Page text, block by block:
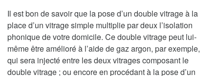
Il est bon de savoir que la pose d’un double vitrage à la
place d’un vitrage simple multiplie par deux l’isolation
phonique de votre domicile. Ce double vitrage peut lui-
même être amélioré à l’aide de gaz argon, par exemple,
qui sera injecté entre les deux vitrages composant le
double vitrage ; ou encore en procédant à la pose d’un